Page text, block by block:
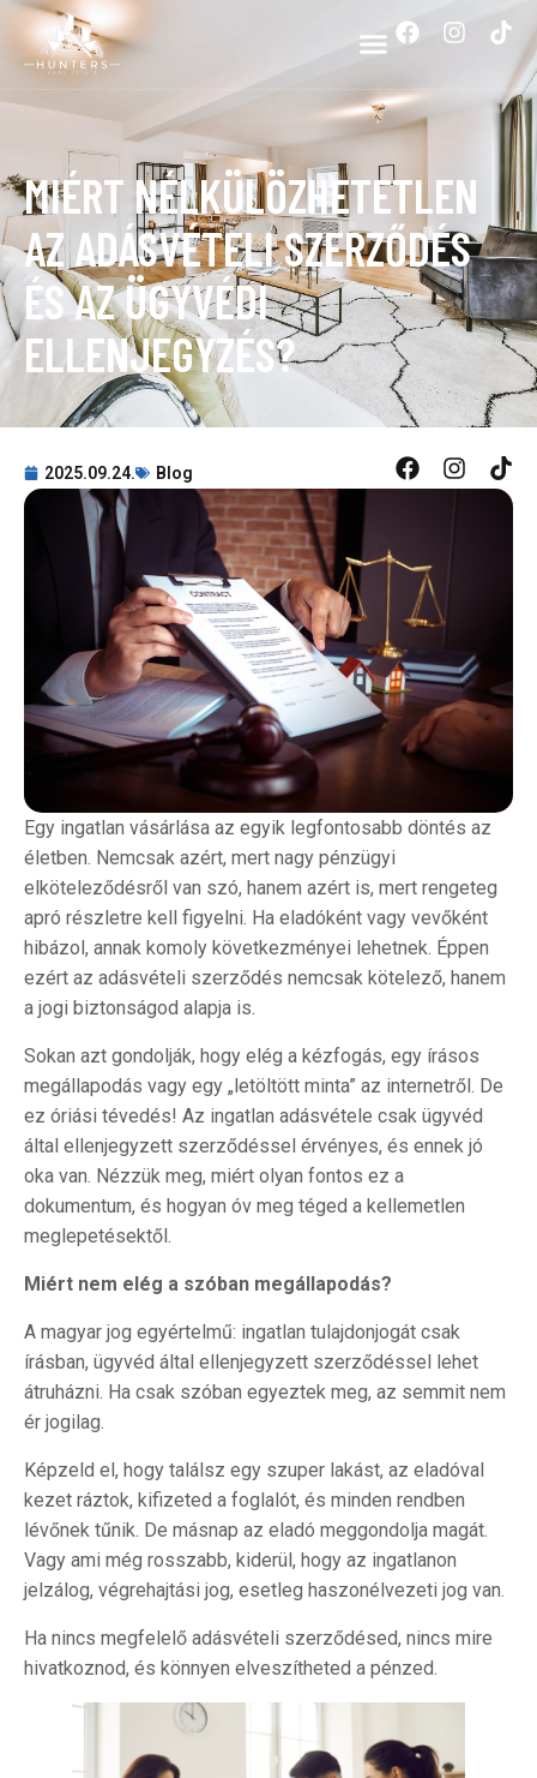
MIÉRT NÉLKÜLÖZHETETLEN
AZ ADÁSVÉTELI SZERZŐDÉS
ÉS AZ ÜGYVÉDI
ELLENJEGYZÉS?
2025.09.24. Blog
Egy ingatlan vásárlása az egyik legfontosabb döntés az
életben. Nemcsak azért, mert nagy pénzügyi
elköteleződésről van szó, hanem azért is, mert rengeteg
apró részletre kell figyelni. Ha eladóként vagy vevőként
hibázol, annak komoly következményei lehetnek. Éppen
ezért az adásvételi szerződés nemcsak kötelező, hanem
a jogi biztonságod alapja is.
Sokan azt gondolják, hogy elég a kézfogás, egy írásos
megállapodás vagy egy „letöltött minta” az internetről. De
ez óriási tévedés! Az ingatlan adásvétele csak ügyvéd
által ellenjegyzett szerződéssel érvényes, és ennek jó
oka van. Nézzük meg, miért olyan fontos ez a
dokumentum, és hogyan óv meg téged a kellemetlen
meglepetésektől.
Miért nem elég a szóban megállapodás?
A magyar jog egyértelmű: ingatlan tulajdonjogát csak
írásban, ügyvéd által ellenjegyzett szerződéssel lehet
átruházni. Ha csak szóban egyeztek meg, az semmit nem
ér jogilag.
Képzeld el, hogy találsz egy szuper lakást, az eladóval
kezet ráztok, kifizeted a foglalót, és minden rendben
lévőnek tűnik. De másnap az eladó meggondolja magát.
Vagy ami még rosszabb, kiderül, hogy az ingatlanon
jelzálog, végrehajtási jog, esetleg haszonélvezeti jog van.
Ha nincs megfelelő adásvételi szerződésed, nincs mire
hivatkoznod, és könnyen elveszítheted a pénzed.